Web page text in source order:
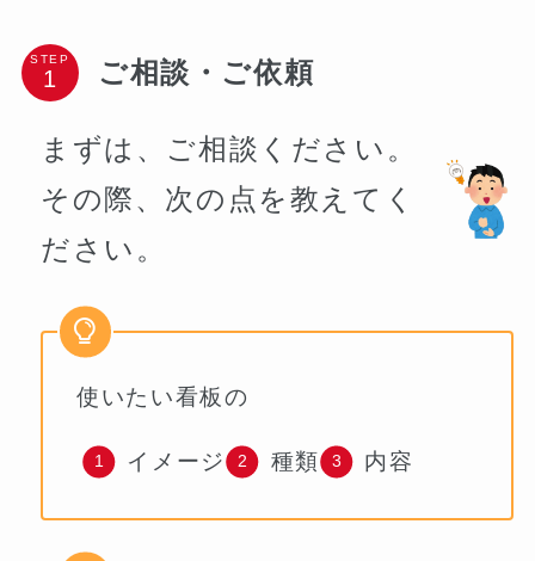
STEP ご相談・ご依頼
まずは、ご相談ください。
その際、次の点を教えてく
ださい。
使いたい看板の
イメージ 種類 内容